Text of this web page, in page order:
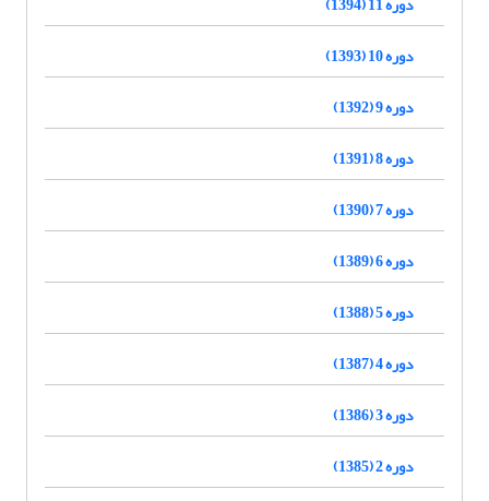
دوره 10 (1393)
دوره 9 (1392)
دوره 8 (1391)
دوره 7 (1390)
دوره 6 (1389)
دوره 5 (1388)
دوره 4 (1387)
دوره 3 (1386)
دوره 2 (1385)